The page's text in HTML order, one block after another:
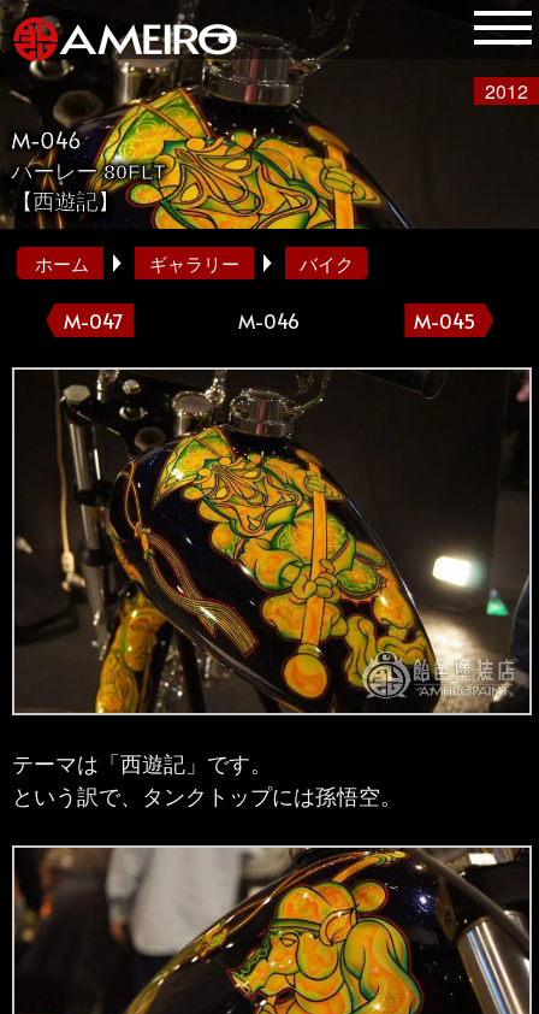
M-046
ハーレー 80FLT
【西遊記】
2012
ホーム ギャラリー バイク
M-047 M-046 M-045
テーマは「西遊記」です。
という訳で、タンクトップには孫悟空。